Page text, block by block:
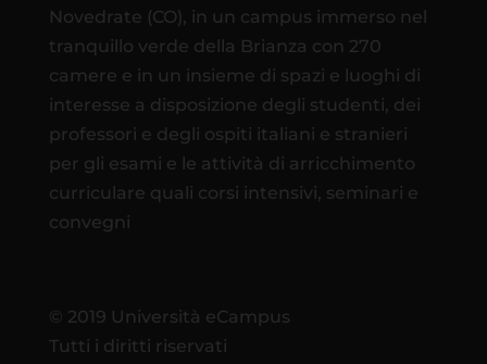
Novedrate (CO), in un campus immerso nel
tranquillo verde della Brianza con 270
camere e in un insieme di spazi e luoghi di
interesse a disposizione degli studenti, dei
professori e degli ospiti italiani e stranieri
per gli esami e le attività di arricchimento
curriculare quali corsi intensivi, seminari e
convegni
© 2019 Università eCampus
Tutti i diritti riservati